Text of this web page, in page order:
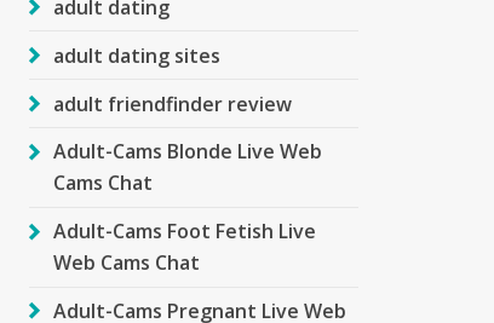
adult dating
adult dating sites
adult friendfinder review
Adult-Cams Blonde Live Web
Cams Chat
Adult-Cams Foot Fetish Live
Web Cams Chat
Adult-Cams Pregnant Live Web